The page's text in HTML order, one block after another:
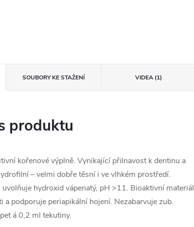
SOUBORY KE STAŽENÍ VIDEA (1)
produktu
kořenové výplně. Vynikající přilnavost k dentinu a
– velmi dobře těsní i ve vlhkém prostředí.
hydroxid vápenatý, pH >11. Bioaktivní materiál
a podporuje periapikální hojení. Nezabarvuje zub.
á 0,2 ml tekutiny.